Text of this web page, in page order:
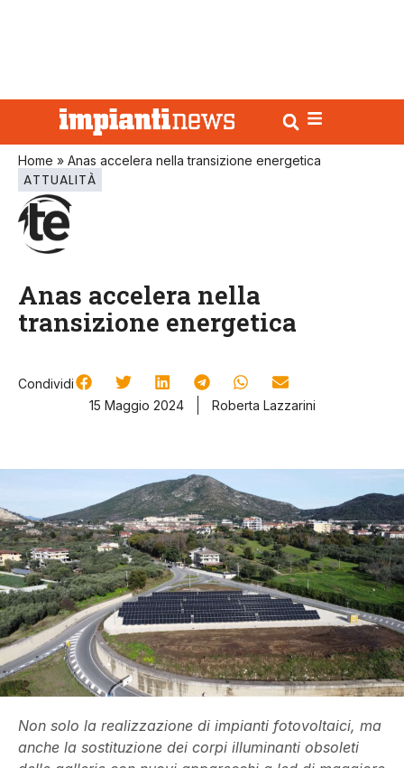
Home » Anas accelera nella transizione energetica
ATTUALITÀ
Anas accelera nella
transizione energetica
Condividi
15 Maggio 2024
Roberta Lazzarini
Non solo la realizzazione di impianti fotovoltaici, ma
anche la sostituzione dei corpi illuminanti obsoleti